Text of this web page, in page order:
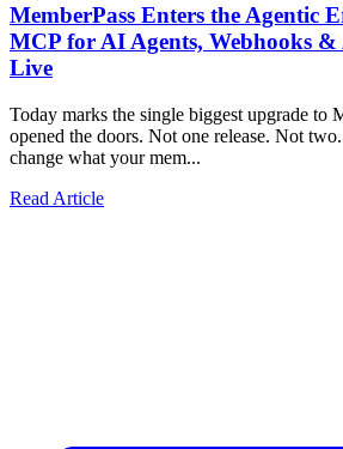
MemberPass Enters the Agentic
MCP for AI Agents, Webhooks
Live
Today marks the single biggest upgrade to
opened the doors. Not one release. Not
change what your mem...
Read Article